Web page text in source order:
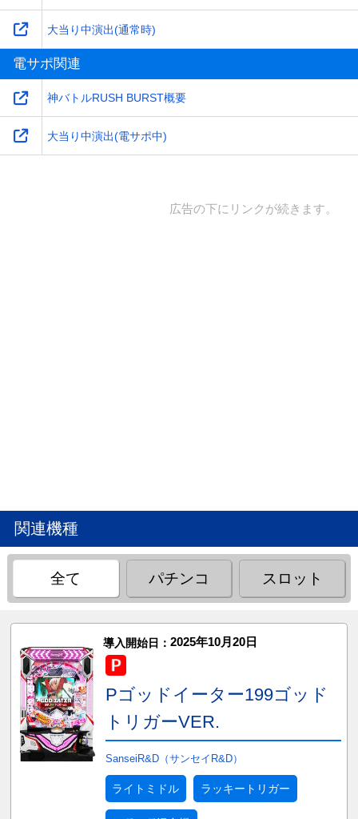
大当り中演出(通常時)
電サポ関連
神バトルRUSH BURST概要
大当り中演出(電サポ中)
広告の下にリンクが続きます。
関連機種
全て パチンコ スロット
導入開始日： 2025年10月20日
Pゴッドイーター199ゴッド
トリガーVER.
SanseiR&D（サンセイR&D）
ライトミドル ラッキートリガー